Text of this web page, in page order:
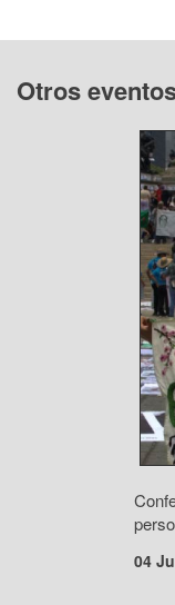
Otros
04